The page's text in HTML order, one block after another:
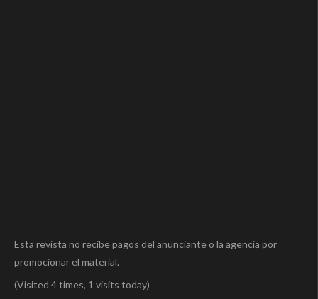
Esta revista no recibe pagos del anunciante o la agencia por
promocionar el material.
(Visited 4 times, 1 visits today)